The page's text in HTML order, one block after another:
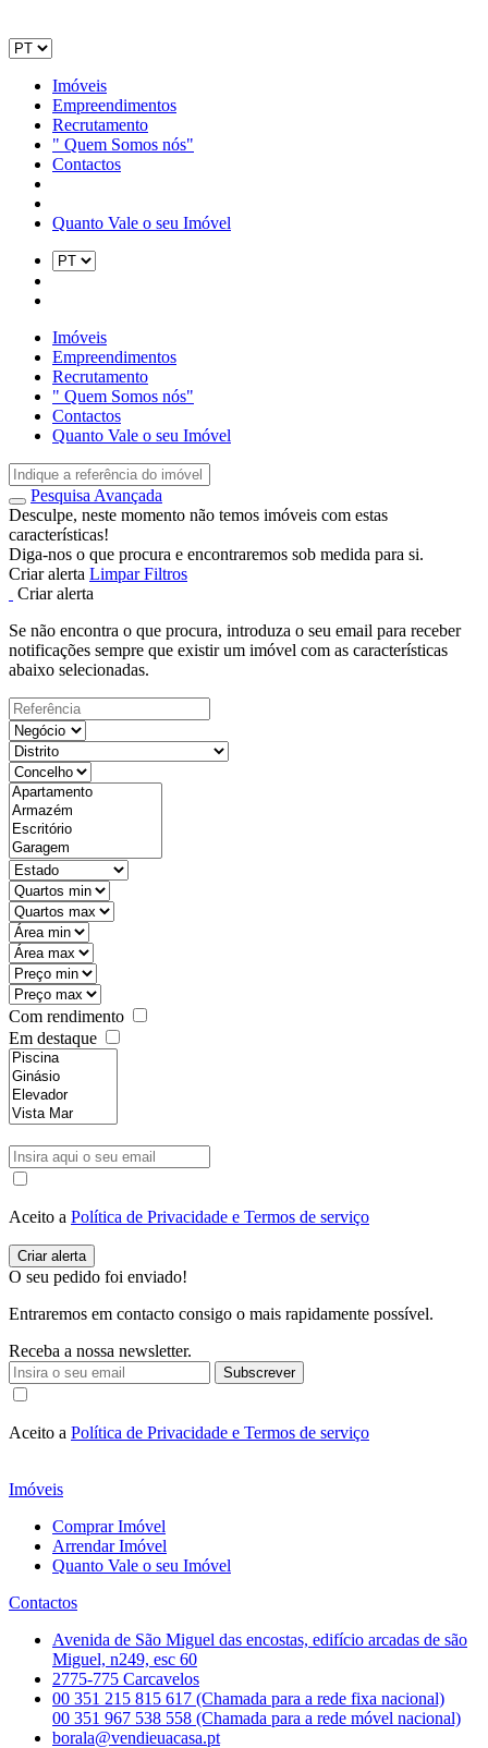
Imóveis
Empreendimentos
Recrutamento
" Quem Somos nós"
Contactos
Quanto Vale o seu Imóvel
Imóveis
Empreendimentos
Recrutamento
" Quem Somos nós"
Contactos
Quanto Vale o seu Imóvel
Pesquisa Avançada
Desculpe, neste momento não temos imóveis com estas
características!
Diga-nos o que procura e encontraremos sob medida para si.
Criar alerta Limpar Filtros
Criar alerta
Se não encontra o que procura, introduza o seu email para receber
notificações sempre que existir um imóvel com as características
abaixo selecionadas.
Com rendimento
Em destaque
Aceito a Política de Privacidade e Termos de serviço
O seu pedido foi enviado!
Entraremos em contacto consigo o mais rapidamente possível.
Receba a nossa newsletter.
Subscrever
Aceito a Política de Privacidade e Termos de serviço
Imóveis
Comprar Imóvel
Arrendar Imóvel
Quanto Vale o seu Imóvel
Contactos
Avenida de São Miguel das encostas, edifício arcadas de são
Miguel, n249, esc 60
2775-775 Carcavelos
00 351 215 815 617 (Chamada para a rede fixa nacional)
00 351 967 538 558 (Chamada para a rede móvel nacional)
borala@vendieuacasa.pt